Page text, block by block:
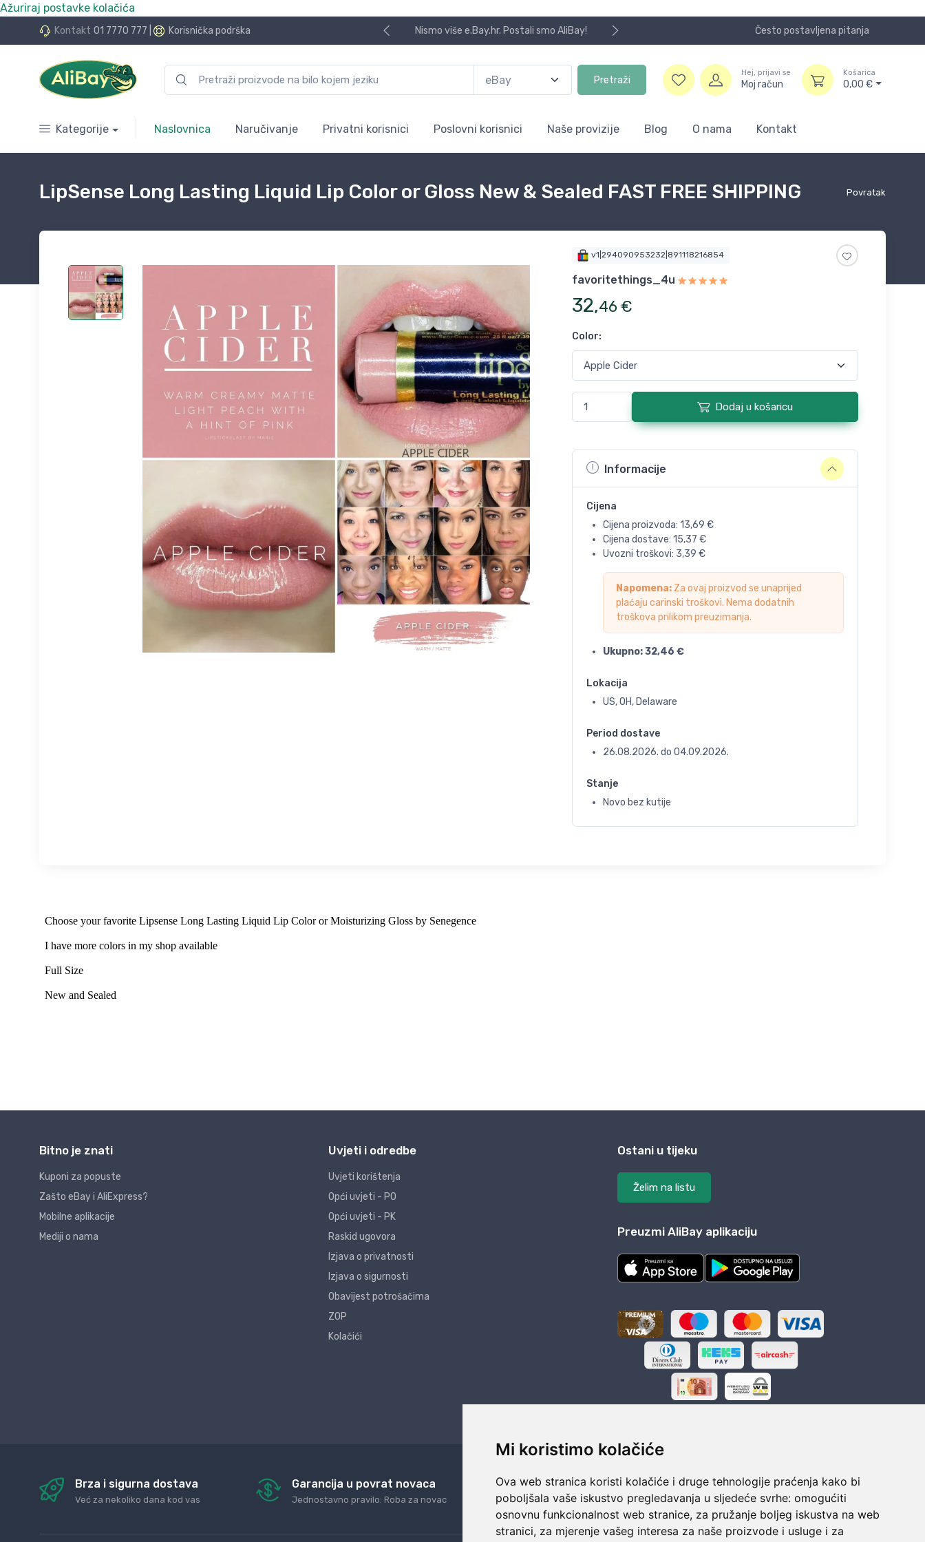
Mi koristimo kolačiće
Ova web stranica koristi kolačiće i druge tehnologije praćenja kako bi
poboljšala vaše iskustvo pregledavanja u sljedeće svrhe: omogućiti
osnovnu funkcionalnost web stranice, za pružanje boljeg iskustva na web
stranici, za mjerenje vašeg interesa za naše proizvode i usluge i za
Ažuriraj postavke kolačića
Kontakt 01 7770 777 Korisnička podrška
24 rate bez kamata Nismo više e.Bay.hr. Postali smo AliBay! Često postavljena pitanja
Pretraži
Hej, prijavi se
Moj račun
Košarica
0,00 €
Kategorije Naslovnica Naručivanje Privatni korisnici Poslovni korisnici Naše provizije Blog O nama Kontakt
Povratak
LipSense Long Lasting Liquid Lip Color or Gloss New & Sealed FAST FREE SHIPPING
v1|294090953232|891118216854
favoritethings_4u
32,46 €
Color:
Dodaj u košaricu
Informacije
Cijena
Cijena proizvoda: 13,69 €
Cijena dostave: 15,37 €
Uvozni troškovi: 3,39 €
Napomena:Za ovaj proizvod se unaprijed
plaćaju carinski troškovi. Nema dodatnih
troškova prilikom preuzimanja.
Ukupno:32,46 €
Lokacija
US, OH, Delaware
Period dostave
26.08.2026. do 04.09.2026.
Stanje
Novo bez kutije
Bitno je znati
Kuponi za popuste
Zašto eBay i AliExpress?
Mobilne aplikacije
Mediji o nama
Uvjeti i odredbe
Uvjeti korištenja
Opći uvjeti - PO
Opći uvjeti - PK
Raskid ugovora
Izjava o privatnosti
Izjava o sigurnosti
Obavijest potrošačima
ZOP
Kolačići
Ostani u tijeku
Želim na listu
Preuzmi AliBay aplikaciju
Brza i sigurna dostava
Već za nekoliko dana kod vas
Garancija u povrat novaca
Jednostavno pravilo: Roba za novac
24/7 odlična podrška
Naši agenti uvijek na raspolaganju
Sigurno obročno plaćanje
Do 24 rata bez kamata